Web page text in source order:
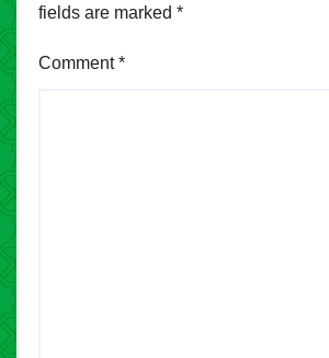
fields are marked *
Comment*